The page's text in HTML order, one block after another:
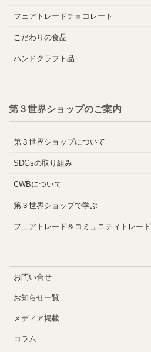
フェアトレードチョコレート
こだわりの食品
ハンドクラフト品
第３世界ショップのご案内
第３世界ショップについて
SDGsの取り組み
CWBについて
第３世界ショップで学ぶ
フェアトレード＆コミュニティトレード
お問い合せ
お知らせ一覧
メディア掲載
コラム